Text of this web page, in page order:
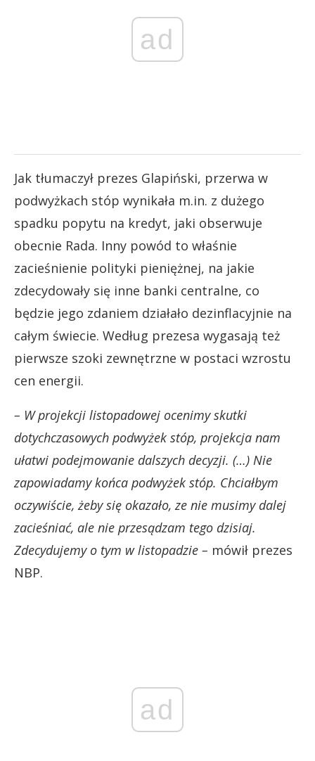
ad
Jak tłumaczył prezes Glapiński, przerwa w
podwyżkach stóp wynikała m.in. z dużego
spadku popytu na kredyt, jaki obserwuje
obecnie Rada. Inny powód to właśnie
zacieśnienie polityki pieniężnej, na jakie
zdecydowały się inne banki centralne, co
będzie jego zdaniem działało dezinflacyjnie na
całym świecie. Według prezesa wygasają też
pierwsze szoki zewnętrzne w postaci wzrostu
cen energii.
– W projekcji listopadowej ocenimy skutki
dotychczasowych podwyżek stóp, projekcja nam
ułatwi podejmowanie dalszych decyzji. (…) Nie
zapowiadamy końca podwyżek stóp. Chciałbym
oczywiście, żeby się okazało, ze nie musimy dalej
zacieśniać, ale nie przesądzam tego dzisiaj.
Zdecydujemy o tym w listopadzie – mówił prezes
NBP.
ad